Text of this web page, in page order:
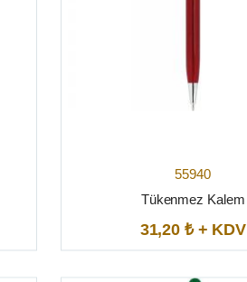
55940
Tükenmez Kalem
31,20 ₺ + KDV